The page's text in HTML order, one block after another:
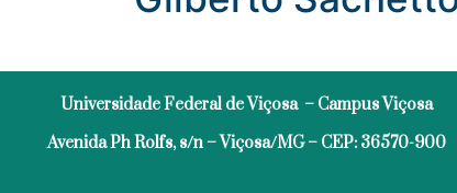
Universidade Federal de Viçosa – Campus Viçosa
Avenida Ph Rolfs, s/n – Viçosa/MG – CEP: 36570-900